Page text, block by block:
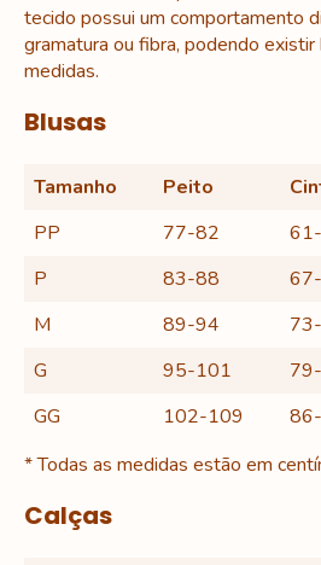
tecido possui um comportamento
gramatura ou fibra, podendo existir
medidas.
Blusas
Tamanho Peito
PP
77-82
P
83-88
M
89-94
G
95-101
GG
102-109
* Todas as medidas estão em
Calças